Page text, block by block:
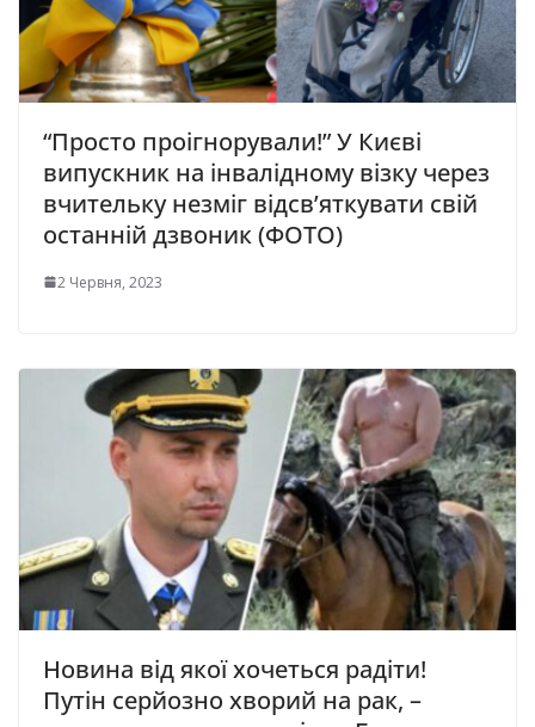
“Просто проігнорували!” У Києві
випускник на інвалідному візку через
вчительку незміг відсв’яткувати свій
останній дзвоник (ФОТО)
2 Червня, 2023
Новина від якої хочеться радіти!
Путін серйозно хворий на рак, –